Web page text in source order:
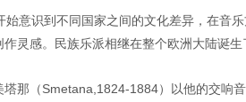
始意识到不同国家之间的文化差异，在音
灵感。民族乐派相继在整个欧洲大陆诞生
那（Smetana,1824-1884）以他的交响